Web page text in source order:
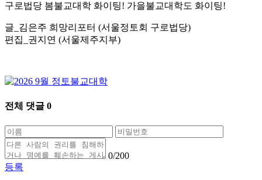
구로법당 봄불교대학 화이팅! 가을불교대학도 화이팅!
글_김은주 희망리포터 (서울정토회 구로법당)
편집_권지연 (서울제주지부)
전체 댓글 0
0/200
등록